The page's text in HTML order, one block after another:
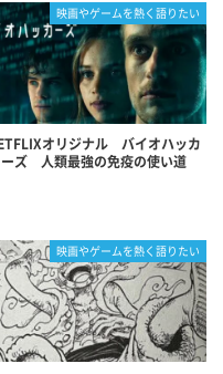
映画やゲームを熱く語りたい
オリジナル バイオハッカ
ーズ 人類最強の免疫の使い道
映画やゲームを熱く語りたい